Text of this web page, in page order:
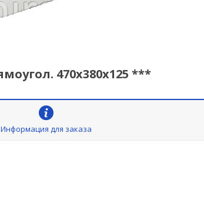
470х380х125 ***
Информация для заказа